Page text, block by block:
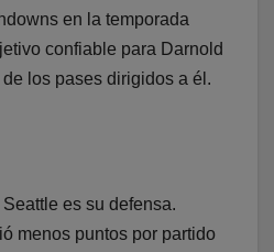
en la temporada
confiable para Darnold
los pases dirigidos a él.
es su defensa.
menos puntos por partido